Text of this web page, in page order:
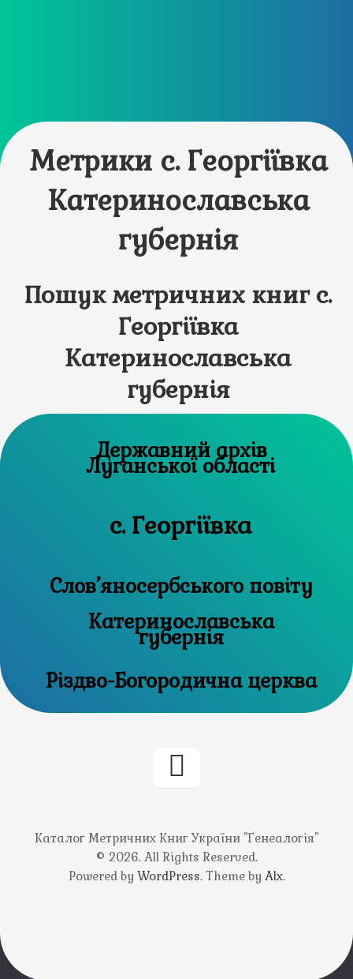
Метрики с. Георгіївка
Катеринославська
губернія
Пошук метричних книг с.
Георгіївка
Катеринославська
губернія
Державний архів
Луганської області
с. Георгіївка
Слов’яносербського повіту
Катеринославська
губернія
Різдво-Богородична церква
Каталог Метричних Книг України "Генеалогія"
© 2026. All Rights Reserved.
Powered by WordPress. Theme by Alx.